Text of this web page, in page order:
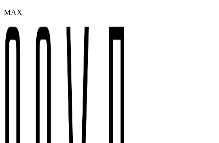
MAX